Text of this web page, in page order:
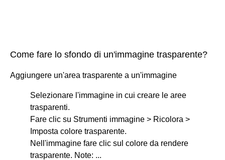
Come fare lo sfondo di un'immagine trasparente?
Aggiungere un'area trasparente a un'immagine
Selezionare l'immagine in cui creare le aree
trasparenti.
Fare clic su Strumenti immagine > Ricolora >
Imposta colore trasparente.
Nell'immagine fare clic sul colore da rendere
trasparente. Note: ...